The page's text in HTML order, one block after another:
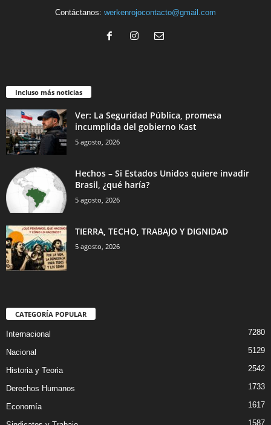
Contáctanos: werkenrojocontacto@gmail.com
Incluso más noticias
Ver: La Seguridad Pública, promesa
incumplida del gobierno Kast
5 agosto, 2026
Hechos – Si Estados Unidos quiere invadir
Brasil, ¿qué haría?
5 agosto, 2026
TIERRA, TECHO, TRABAJO Y DIGNIDAD
5 agosto, 2026
CATEGORÍA POPULAR
Internacional 7280
Nacional 5129
Historia y Teoria 2542
Derechos Humanos 1733
Economía 1617
1587